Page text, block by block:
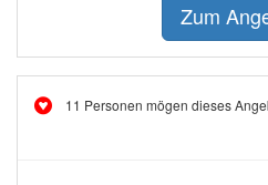
Zum
11 Personen mögen dieses